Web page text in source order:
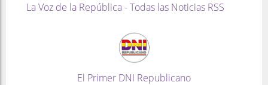
La Voz de la República - Todas las Noticias RSS
El Primer DNI Republicano